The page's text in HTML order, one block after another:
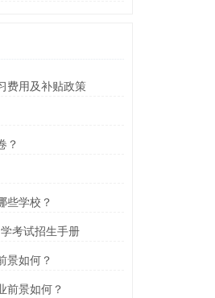
费用及补贴政策
？
些学校？
考试招生手册
景如何？
前景如何？